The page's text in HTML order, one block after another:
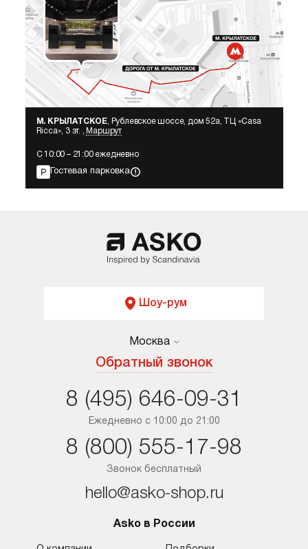
М. КРЫЛАТСКОЕ, Рублевское шоссе, дом 52а, ТЦ «Сasa
Ricca», 3 эт. ,
Маршрут
С 10:00 – 21:00 ежедневно
Гостевая парковка
Шоу-рум
Москва
Обратный звонок
Москва
Ростов-на-Дону
Ежедневно с 10:00 до 21:00
8 (495) 646-09-31
Звонок бесплатный
8 (800) 555-17-98
hello@asko-shop.ru
Asko в России